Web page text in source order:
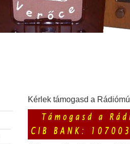
Kérlek támogasd a